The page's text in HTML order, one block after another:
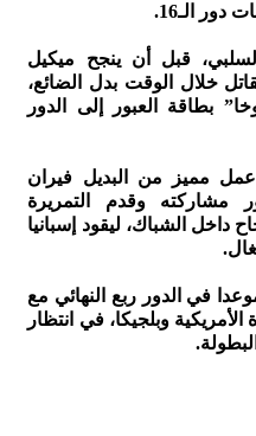
الـ16.
قبل أن ينجح ميكيل
خلال الوقت بدل الضائع،
"لاروخا” بطاقة العبور إلى الدور
عمل مميز من البديل فيران
مشاركته وقدم التمريرة
داخل الشباك، ليقود إسبانيا
في الدور ربع النهائي مع
الأمريكية وبلجيكا، في انتظار